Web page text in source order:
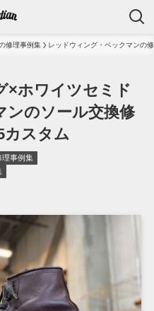
修理事例集 レッドウィング・ベックマンの
×ホワイツセミド
ンのソール交換修
カスタム
理事例集